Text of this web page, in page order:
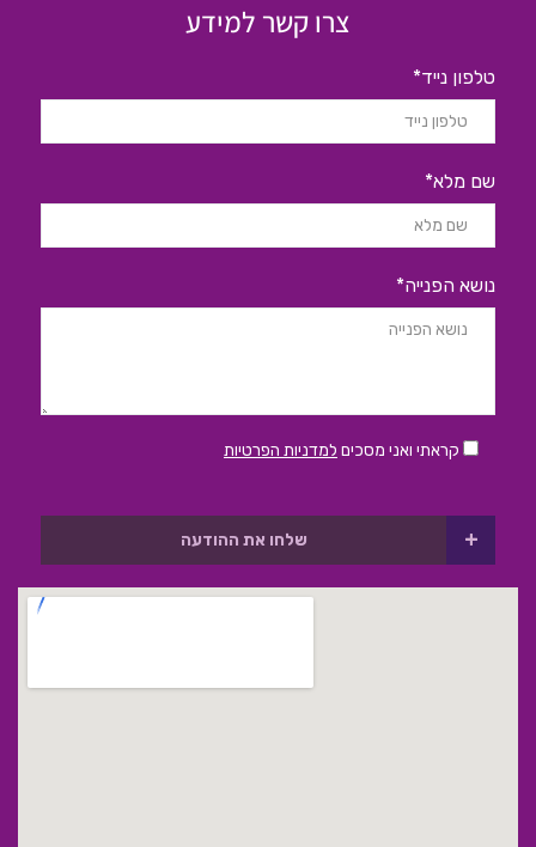
צרו קשר למידע
טלפון נייד*
שם מלא*
נושא הפנייה*
קראתי ואני מסכים למדניות הפרטיות
שלחו את ההודעה +